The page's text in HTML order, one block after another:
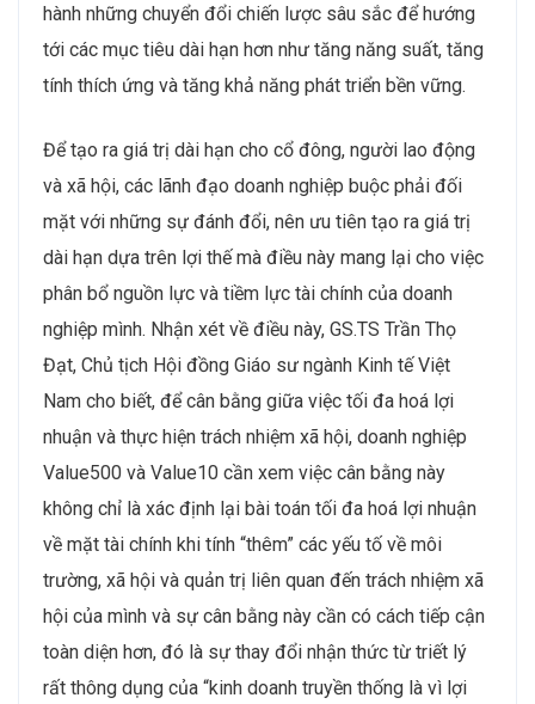
hành những chuyển đổi chiến lược sâu sắc để hướng
tới các mục tiêu dài hạn hơn như tăng năng suất, tăng
tính thích ứng và tăng khả năng phát triển bền vững.
Để tạo ra giá trị dài hạn cho cổ đông, người lao động
và xã hội, các lãnh đạo doanh nghiệp buộc phải đối
mặt với những sự đánh đổi, nên ưu tiên tạo ra giá trị
dài hạn dựa trên lợi thế mà điều này mang lại cho việc
phân bổ nguồn lực và tiềm lực tài chính của doanh
nghiệp mình. Nhận xét về điều này, GS.TS Trần Thọ
Đạt, Chủ tịch Hội đồng Giáo sư ngành Kinh tế Việt
Nam cho biết, để cân bằng giữa việc tối đa hoá lợi
nhuận và thực hiện trách nhiệm xã hội, doanh nghiệp
Value500 và Value10 cần xem việc cân bằng này
không chỉ là xác định lại bài toán tối đa hoá lợi nhuận
về mặt tài chính khi tính “thêm” các yếu tố về môi
trường, xã hội và quản trị liên quan đến trách nhiệm xã
hội của mình và sự cân bằng này cần có cách tiếp cận
toàn diện hơn, đó là sự thay đổi nhận thức từ triết lý
rất thông dụng của “kinh doanh truyền thống là vì lợi